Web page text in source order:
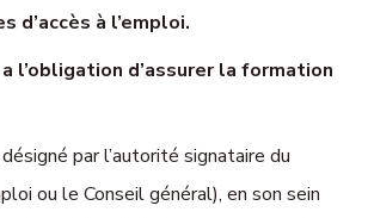
d’accès à l’emploi.
a l’obligation d’assurer la formation
par l’autorité signataire du
ou le Conseil général), en son sein